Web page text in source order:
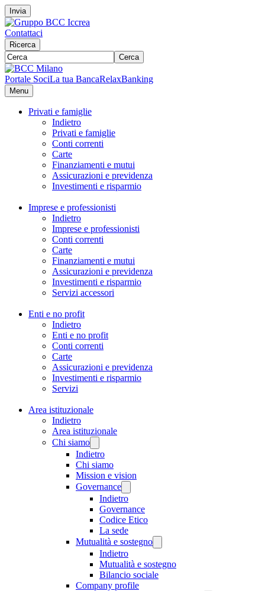
Invia
Contattaci
Ricerca
Cerca
Portale SociLa tua BancaRelaxBanking
Menu
Privati e famiglie
Indietro
Privati e famiglie
Conti correnti
Carte
Finanziamenti e mutui
Assicurazioni e previdenza
Investimenti e risparmio
Imprese e professionisti
Indietro
Imprese e professionisti
Conti correnti
Carte
Finanziamenti e mutui
Assicurazioni e previdenza
Investimenti e risparmio
Servizi accessori
Enti e no profit
Indietro
Enti e no profit
Conti correnti
Carte
Assicurazioni e previdenza
Investimenti e risparmio
Servizi
Area istituzionale
Indietro
Area istituzionale
Chi siamo
Indietro
Chi siamo
Mission e vision
Governance
Indietro
Governance
Codice Etico
La sede
Mutualità e sostegno
Indietro
Mutualità e sostegno
Bilancio sociale
Company profile